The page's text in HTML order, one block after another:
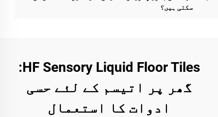
سکتی ہیں؟
HF Sensory Liquid Floor Tiles:
گھر پر اتیسم کے لئے حسی
ادوات کا استعمال